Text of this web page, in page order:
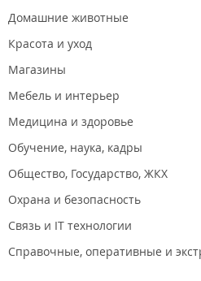
Домашние животные
Красота и уход
Магазины
Мебель и интерьер
Медицина и здоровье
Обучение, наука, кадры
Общество, Государство, ЖКХ
Охрана и безопасность
Связь и IT технологии
Справочные, оперативные и